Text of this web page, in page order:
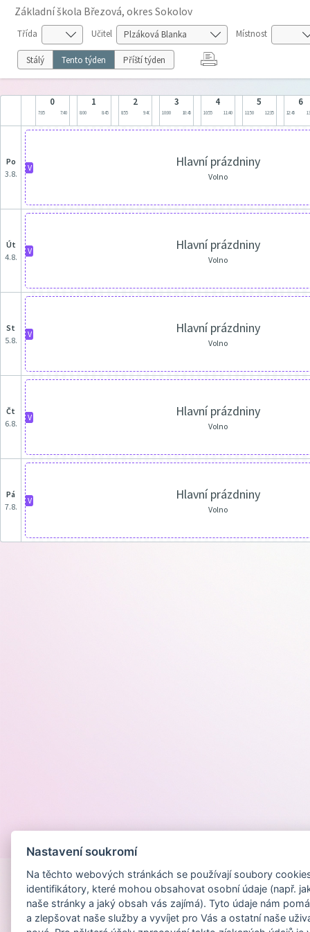
Základní škola Březová, okres Sokolov
Třída Učitel Místnost
Stálý Tento týden Příští týden
0
7:05 7:40
1
8:00 8:45
2
8:55 9:40
3
10:00 10:45
4
10:55 11:40
5
11:50 12:35
6
12:45
po
3.8.
V Hlavní prázdniny
Volno
út
4.8.
V Hlavní prázdniny
Volno
st
5.8.
V Hlavní prázdniny
Volno
čt
6.8.
V Hlavní prázdniny
Volno
pá
7.8.
V Hlavní prázdniny
Volno
Nastavení soukromí
Na těchto webových stránkách se používají soubory
identifikátory, které mohou obsahovat osobní údaje (např.
naše stránky a jaký obsah vás zajímá). Tyto údaje nám
a zlepšovat naše služby a vyvíjet pro Vás a ostatní naše